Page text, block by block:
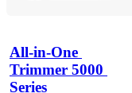
All-in-One
Trimmer 5000
Series